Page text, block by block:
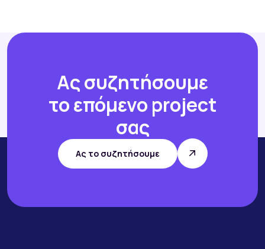
Ας συζητήσουμε
το επόμενο project
σας
Ας το συζητήσουμε